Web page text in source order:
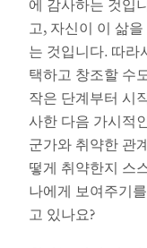
에 감사하는 것입
고, 자신이 이 삶
는 것입니다. 따라
택하고 창조할 수
작은 단계부터 시
사한 다음 가시적
군가와 취약한 관
떻게 취약한지 스
나에게 보여주기
고 있나요?